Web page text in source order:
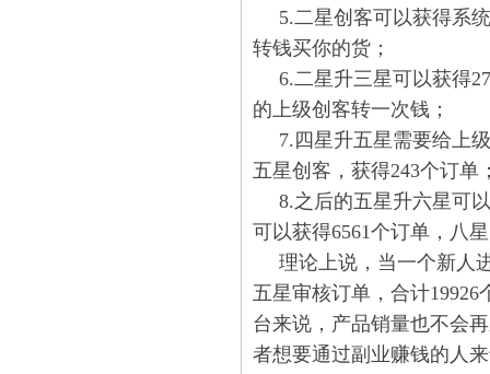
5.二星创客可以获得系
转钱买你的货；
6.二星升三星可以获得
的上级创客转一次钱；
7.四星升五星需要给上
五星创客，获得243个订单
8.之后的五星升六星可
可以获得6561个订单，八
理论上说，当一个新人
五星审核订单，合计
台来说，产品销量也不会
者想要通过副业赚钱的人